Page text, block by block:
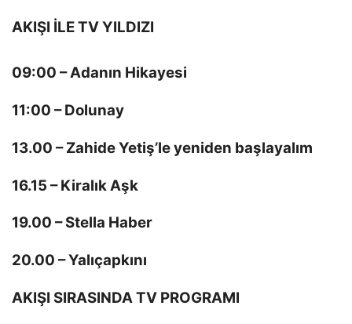
AKIŞI İLE TV YILDIZI
09:00 – Adanın Hikayesi
11:00 – Dolunay
13.00 – Zahide Yetiş’le yeniden başlayalım
16.15 – Kiralık Aşk
19.00 – Stella Haber
20.00 – Yalıçapkını
AKIŞI SIRASINDA TV PROGRAMI